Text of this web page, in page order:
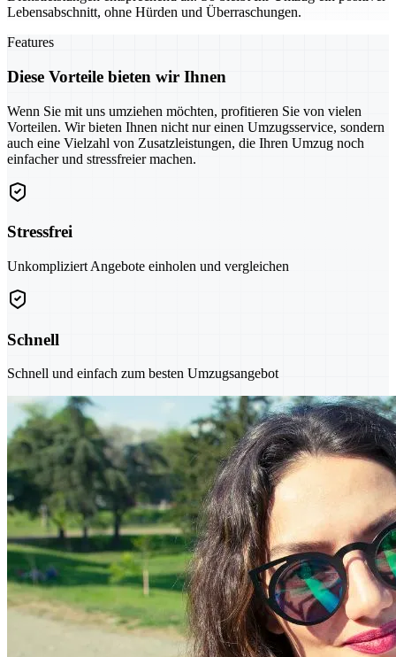
Lebensabschnitt, ohne Hürden und Überraschungen.
Features
Diese Vorteile bieten wir Ihnen
Wenn Sie mit uns umziehen möchten, profitieren Sie von vielen
Vorteilen. Wir bieten Ihnen nicht nur einen Umzugsservice, sondern
auch eine Vielzahl von Zusatzleistungen, die Ihren Umzug noch
einfacher und stressfreier machen.
Stressfrei
Unkompliziert Angebote einholen und vergleichen
Schnell
Schnell und einfach zum besten Umzugsangebot